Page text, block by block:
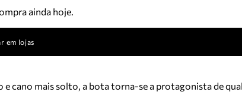
ainda hoje.
em lojas
cano mais solto, a bota torna-se a protagonista de